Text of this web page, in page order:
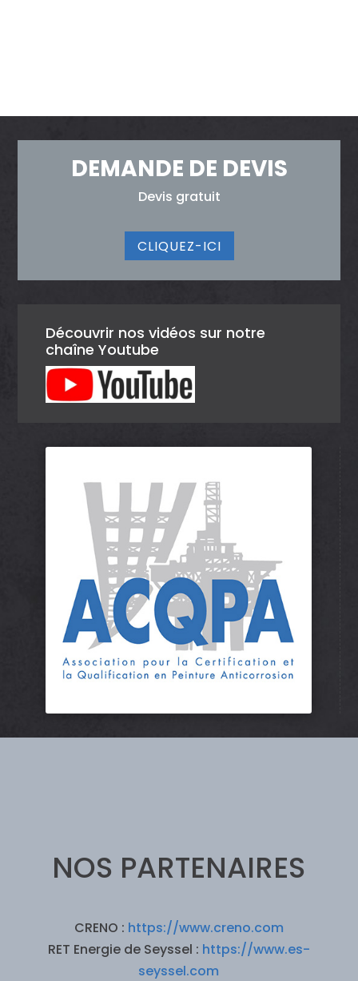
DEMANDE DE DEVIS
Devis gratuit
CLIQUEZ-ICI
Découvrir nos vidéos sur notre
chaîne Youtube
NOS PARTENAIRES
CRENO : https://www.creno.com
RET Energie de Seyssel : https://www.es-
seyssel.com